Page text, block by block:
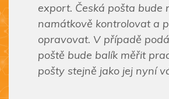
export. Česká pošta bude
namátkově kontrolovat a
opravovat. V případě
poště bude balík měřit
pošty stejně jako jej nyní